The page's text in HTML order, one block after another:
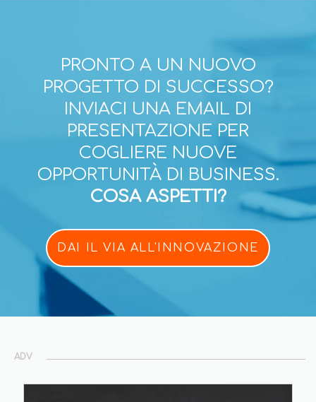
PRONTO A UN NUOVO
PROGETTO DI SUCCESSO?
INVIACI UNA EMAIL DI
PRESENTAZIONE PER
COGLIERE NUOVE
OPPORTUNITÀ DI BUSINESS.
COSA ASPETTI?
DAI IL VIA ALL'INNOVAZIONE
ADV